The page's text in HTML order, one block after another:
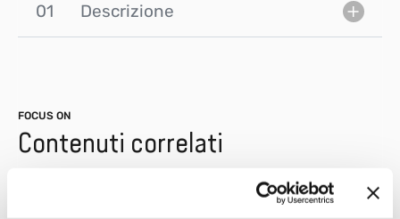
01 Descrizione
FOCUS ON
Contenuti correlati